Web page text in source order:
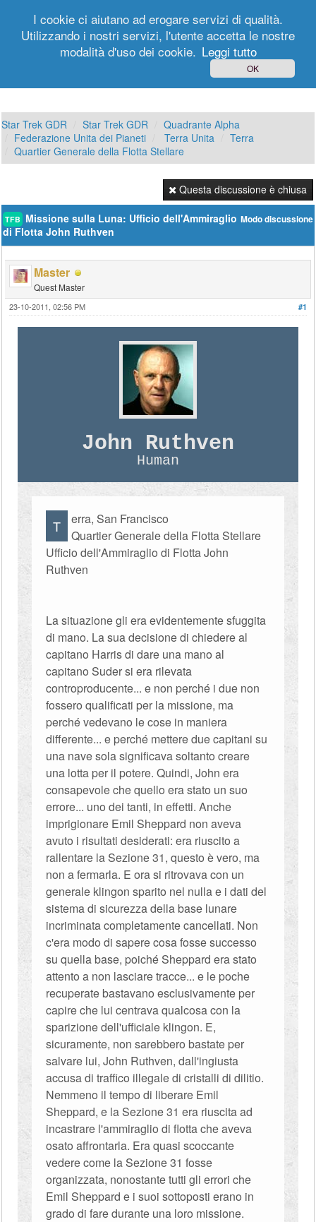
Registrati
Star Trek GDR Star Trek GDR
Quadrante Alpha
Federazione Unita dei Pianeti
Terra Unita
Terra
Quartier Generale della Flotta Stellare
Questa discussione è chiusa
Modo discussione
TFB Missione sulla Luna: Ufficio dell'Ammiraglio
di Flotta John Ruthven
Master
Quest Master
#1
23-10-2011, 02:56 PM
John Ruthven
Human
T
erra, San Francisco
Quartier Generale della Flotta Stellare
Ufficio dell'Ammiraglio di Flotta John
Ruthven
La situazione gli era evidentemente sfuggita
di mano. La sua decisione di chiedere al
capitano Harris di dare una mano al
capitano Suder si era rilevata
controproducente... e non perché i due non
fossero qualificati per la missione, ma
perché vedevano le cose in maniera
differente... e perché mettere due capitani su
una nave sola significava soltanto creare
una lotta per il potere. Quindi, John era
consapevole che quello era stato un suo
errore... uno dei tanti, in effetti. Anche
imprigionare Emil Sheppard non aveva
avuto i risultati desiderati: era riuscito a
rallentare la Sezione 31, questo è vero, ma
non a fermarla. E ora si ritrovava con un
generale klingon sparito nel nulla e i dati del
sistema di sicurezza della base lunare
incriminata completamente cancellati. Non
c'era modo di sapere cosa fosse successo
su quella base, poiché Sheppard era stato
attento a non lasciare tracce... e le poche
recuperate bastavano esclusivamente per
capire che lui centrava qualcosa con la
sparizione dell'ufficiale klingon. E,
sicuramente, non sarebbero bastate per
salvare lui, John Ruthven, dall'ingiusta
accusa di traffico illegale di cristalli di dilitio.
Nemmeno il tempo di liberare Emil
Sheppard, e la Sezione 31 era riuscita ad
incastrare l'ammiraglio di flotta che aveva
osato affrontarla. Era quasi scoccante
vedere come la Sezione 31 fosse
organizzata, nonostante tutti gli errori che
Emil Sheppard e i suoi sottoposti erano in
grado di fare durante una loro missione.
I cookie ci aiutano ad erogare servizi di qualità.
Utilizzando i nostri servizi, l'utente accetta le nostre
modalità d'uso dei cookie. Leggi tutto
OK